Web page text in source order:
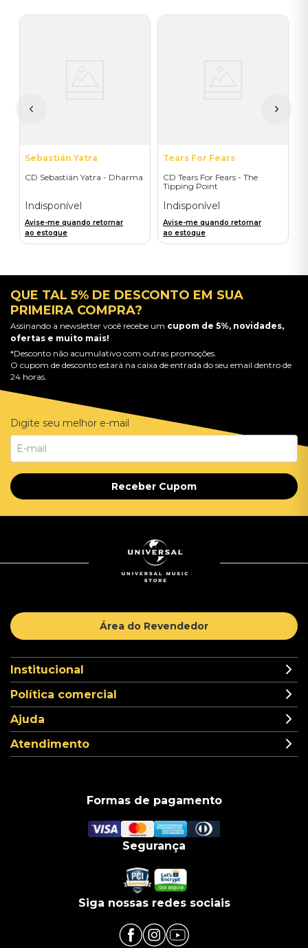
Sebastián Yatra
CD Sebastián Yatra - Dharma
Indisponível
Avise-me quando retornar
ao estoque
Tears For Fears
CD Tears For Fears - The
Tipping Point
Indisponível
Avise-me quando retornar
ao estoque
QUE TAL 5% DE DESCONTO EM SUA
PRIMEIRA COMPRA?
Assinando a newsletter você recebe um cupom de 5%, novidades,
ofertas e muito mais!
*Desconto não acumulativo com outras promoções.
O cupom de desconto estará na caixa de entrada do seu email dentro de
24 horas.
Digite seu melhor e-mail
Receber Cupom
Área do Revendedor
Institucional
Política comercial
Ajuda
Atendimento
Formas de pagamento
Segurança
Siga nossas redes sociais